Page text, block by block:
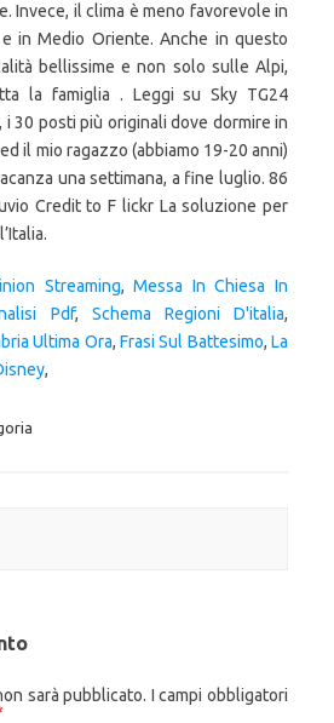
Invece, il clima è meno favorevole in
in Medio Oriente. Anche in questo
bellissime e non solo sulle Alpi,
la famiglia . Leggi su Sky TG24
30 posti più originali dove dormire in
il mio ragazzo (abbiamo 19-20 anni)
una settimana, a fine luglio. 86
Credit to F lickr La soluzione per
Streaming,Messa In Chiesa In
Pdf, Schema Regioni D'italia,
Ultima Ora, Frasi Sul Battesimo, La
,
sarà pubblicato. I campi obbligatori